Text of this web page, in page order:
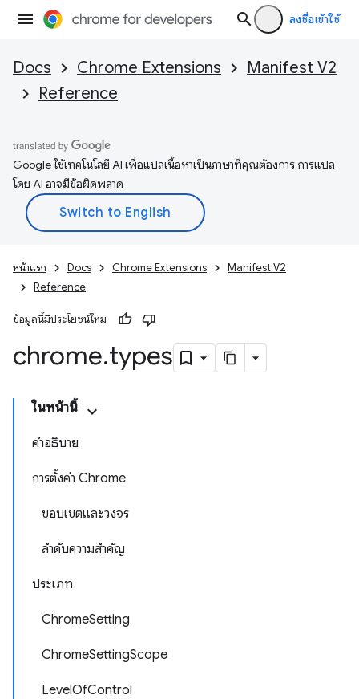
ลงชื่อเข้าใช้
Docs Chrome Extensions
Manifest V2
Reference
Google ใช้เทคโนโลยี AI เพื่อแปลเนื้อหาเป็นภาษาที่คุณต้องการ การแปล
โดย AI อาจมีข้อผิดพลาด
หน้าแรก Docs Chrome Extensions
Manifest V2
Reference
ข้อมูลนี้มีประโยชน์ไหม
chrome.types
ในหน้านี้
คำอธิบาย
การตั้งค่า Chrome
ขอบเขตและวงจร
ลำดับความสำคัญ
ประเภท
ChromeSetting
ChromeSettingScope
LevelOfControl